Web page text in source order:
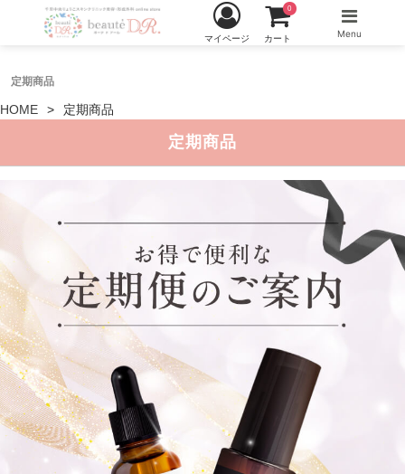
定期商品
マイページ カート
0
Menu
HOME 定期商品
定期商品